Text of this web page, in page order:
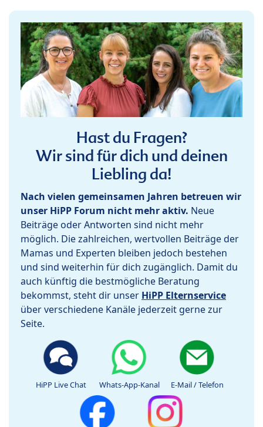
Hast du Fragen?
Wir sind für dich und deinen
Liebling da!
Nach vielen gemeinsamen Jahren betreuen wir
unser HiPP Forum nicht mehr aktiv. Neue
Beiträge oder Antworten sind nicht mehr
möglich. Die zahlreichen, wertvollen Beiträge der
Mamas und Experten bleiben jedoch bestehen
und sind weiterhin für dich zugänglich. Damit du
auch künftig die bestmögliche Beratung
bekommst, steht dir unser HiPP Elternservice
über verschiedene Kanäle jederzeit gerne zur
Seite.
HiPP Live Chat Whats-App-Kanal E-Mail / Telefon